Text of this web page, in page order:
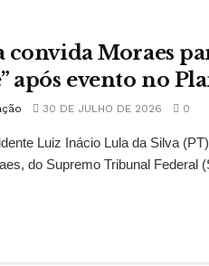
convida Moraes
após evento no
30 DE JULHO DE 2026 0
Luiz Inácio Lula da Silva
do Supremo Tribunal Federal